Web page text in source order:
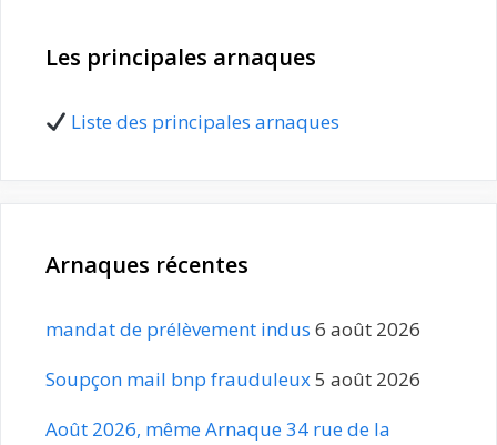
Les principales arnaques
Liste des principales arnaques
Arnaques récentes
mandat de prélèvement indus 6 août 2026
Soupçon mail bnp frauduleux5 août 2026
Août 2026, même Arnaque 34 rue de la